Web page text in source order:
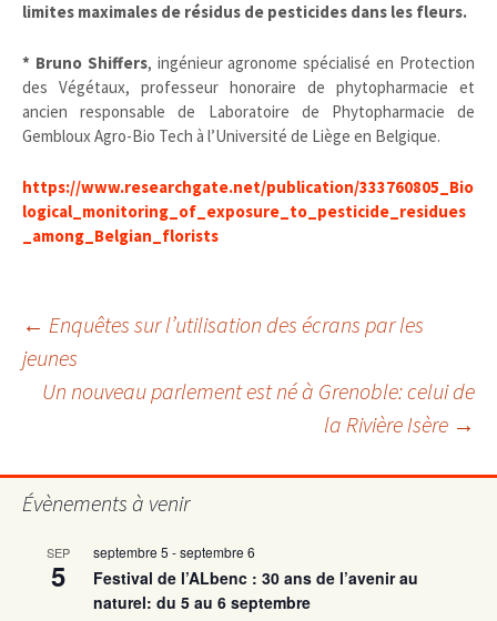
limites maximales de résidus de pesticides dans les fleurs.
* Bruno Shiffers, ingénieur agronome spécialisé en Protection
des Végétaux, professeur honoraire de phytopharmacie et
ancien responsable de Laboratoire de Phytopharmacie de
Gembloux Agro-Bio Tech à l’Université de Liège en Belgique.
https://www.researchgate.net/publication/333760805_Bio
logical_monitoring_of_exposure_to_pesticide_residues
_among_Belgian_florists
Navigation
des
articles
← Enquêtes sur l’utilisation des écrans par les
jeunes
Un nouveau parlement est né à Grenoble: celui de
la Rivière Isère →
Évènements à venir
SEP
5
septembre 5 -septembre 6
Festival de l’ALbenc : 30 ans de l’avenir au
naturel: du 5 au 6 septembre